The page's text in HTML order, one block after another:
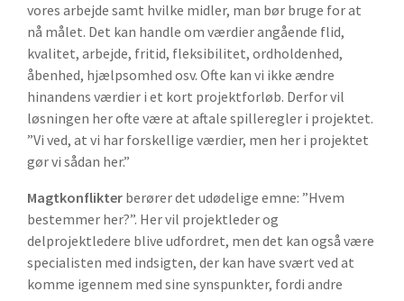
vores arbejde samt hvilke midler, man bør bruge for at
nå målet. Det kan handle om værdier angående flid,
kvalitet, arbejde, fritid, fleksibilitet, ordholdenhed,
åbenhed, hjælpsomhed osv. Ofte kan vi ikke ændre
hinandens værdier i et kort projektforløb. Derfor vil
løsningen her ofte være at aftale spilleregler i projektet.
”Vi ved, at vi har forskellige værdier, men her i projektet
gør vi sådan her.”
Magtkonflikter berører det udødelige emne: ”Hvem
bestemmer her?”. Her vil projektleder og
delprojektledere blive udfordret, men det kan også være
specialisten med indsigten, der kan have svært ved at
komme igennem med sine synspunkter, fordi andre